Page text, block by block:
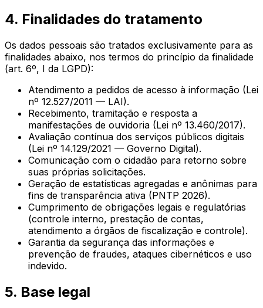
4. Finalidades do tratamento
Os dados pessoais são tratados exclusivamente para as
finalidades abaixo, nos termos do princípio da finalidade
(art. 6º, I da LGPD):
Atendimento a pedidos de acesso à informação (Lei
nº 12.527/2011 — LAI).
Recebimento, tramitação e resposta a
manifestações de ouvidoria (Lei nº 13.460/2017).
Avaliação contínua dos serviços públicos digitais
(Lei nº 14.129/2021 — Governo Digital).
Comunicação com o cidadão para retorno sobre
suas próprias solicitações.
Geração de estatísticas agregadas e anônimas para
fins de transparência ativa (PNTP 2026).
Cumprimento de obrigações legais e regulatórias
(controle interno, prestação de contas,
atendimento a órgãos de fiscalização e controle).
Garantia da segurança das informações e
prevenção de fraudes, ataques cibernéticos e uso
indevido.
5. Base legal